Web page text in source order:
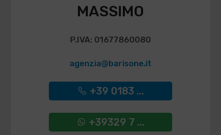
MASSIMO
P.IVA: 01677860080
agenzia@barisone.it
+39 0183 ...
+39329 7 ...